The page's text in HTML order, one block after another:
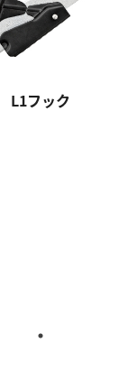
L1フック